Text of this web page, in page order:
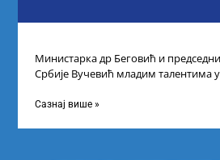
Министарка др Беговић и
Србије Вучевић младим талентима
Сазнај више »